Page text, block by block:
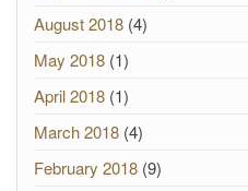
August 2018 (4)
May 2018 (1)
April 2018 (1)
March 2018 (4)
February 2018 (9)